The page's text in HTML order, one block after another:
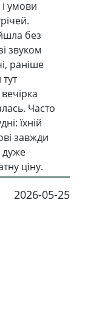
умови
без
звуком
раніше
Часто
їхній
завжди
дуже
ціну.
2026-05-25